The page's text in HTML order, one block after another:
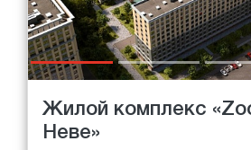
Жилой комплекс
Неве»